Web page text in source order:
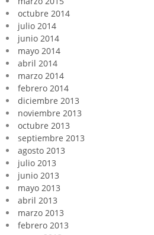
octubre 2014
julio 2014
junio 2014
mayo 2014
abril 2014
marzo 2014
febrero 2014
diciembre 2013
noviembre 2013
octubre 2013
septiembre 2013
agosto 2013
julio 2013
junio 2013
mayo 2013
abril 2013
marzo 2013
febrero 2013